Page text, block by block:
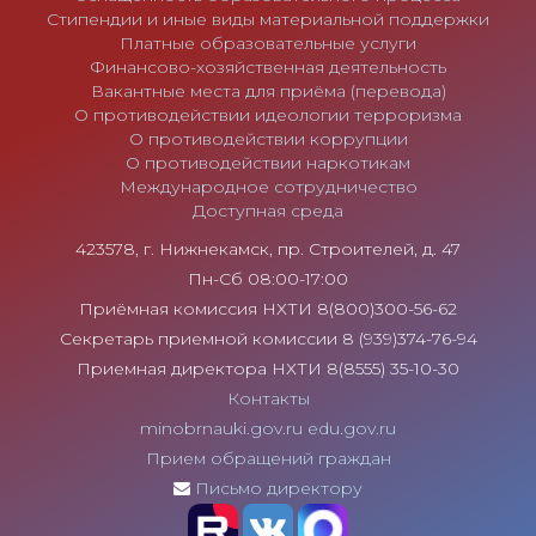
Стипендии и иные виды материальной поддержки
Платные образовательные услуги
Финансово-хозяйственная деятельность
Вакантные места для приёма (перевода)
О противодействии идеологии терроризма
О противодействии коррупции
О противодействии наркотикам
Международное сотрудничество
Доступная среда
423578, г. Нижнекамск, пр. Строителей, д. 47
Пн-Сб 08:00-17:00
Приёмная комиссия НХТИ 8(800)300-56-62
Секретарь приемной комиссии 8 (939)374-76-94
Приемная директора НХТИ 8(8555) 35-10-30
Контакты
minobrnauki.gov.ru edu.gov.ru
Прием обращений граждан
Письмо директору